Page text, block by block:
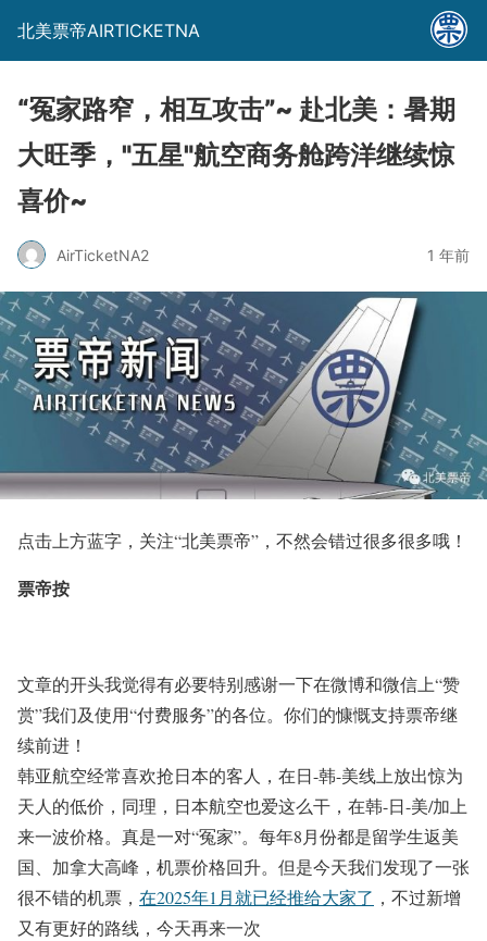
北美票帝AIRTICKETNA
“冤家路窄，相互攻击”~ 赴北美：暑期
大旺季，"五星"航空商务舱跨洋继续惊
喜价~
AirTicketNA2 1 年前
点击上方蓝字，关注“北美票帝” ，不然会错过很多很多哦！
票帝按
文章的开头我觉得有必要特别感谢一下在微博和微信上“赞
赏”我们及使用“付费服务”的各位。你们的慷慨支持票帝继
续前进！
韩亚航空经常喜欢抢日本的客人，在日-韩-美线上放出惊为
天人的低价，同理，日本航空也爱这么干，在韩-日-美/加上
来一波价格。真是一对“冤家”。每年8月份都是留学生返美
国、加拿大高峰，机票价格回升。但是今天我们发现了一张
很不错的机票， 在2025年1月就已经推给大家了 ，不过新增
又有更好的路线，今天再来一次